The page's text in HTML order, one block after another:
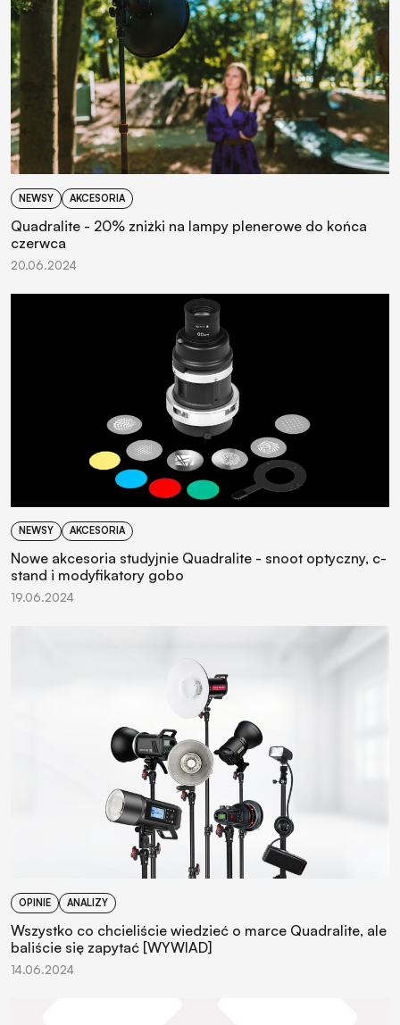
NEWSY AKCESORIA
Quadralite - 20% zniżki na lampy plenerowe do końca
czerwca
20.06.2024
NEWSY AKCESORIA
Nowe akcesoria studyjnie Quadralite - snoot optyczny, c-
stand i modyfikatory gobo
19.06.2024
OPINIE ANALIZY
Wszystko co chcieliście wiedzieć o marce Quadralite, ale
baliście się zapytać [WYWIAD]
14.06.2024